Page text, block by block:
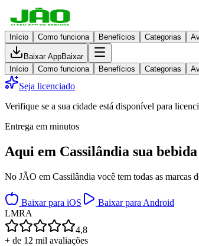
Início Como funciona Benefícios Categorias
Baixar AppBaixar
Início
Como funciona Benefícios Categorias
Seja licenciado
Verifique se a sua cidade está disponível para
Entrega em minutos
Aqui em Cassilândia sua
No JÃO em Cassilândia você tem todas as marcas
Baixar para iOS
Baixar para Android
LMRA
4,8
+ de 12 mil avaliações